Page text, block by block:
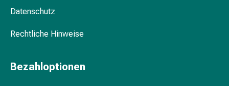
Gesichtsöl
Zubehör
Datenschutz
Rechtliche Hinweise
Bezahloptionen